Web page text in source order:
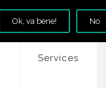
Services
Ok, va bene! No